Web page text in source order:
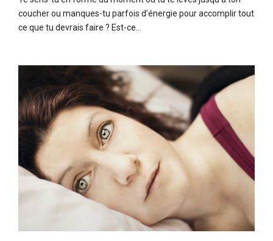
coucher ou manques-tu parfois d’énergie pour accomplir tout
ce que tu devrais faire ? Est-ce…